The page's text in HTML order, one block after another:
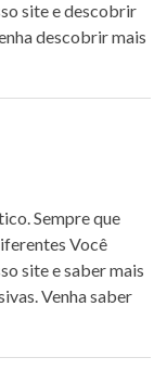
site e descobrir
descobrir mais
Sempre que
Você
site e saber mais
Venha saber